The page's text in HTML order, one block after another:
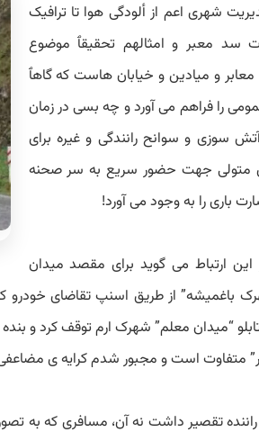
شهری اعم از ألودگی هوا تا ترافیک
سد معبر و امثالهم تحقیقٱ موضوع
معابر و میادین و خیابان هاست که گاهٱ
را فراهم می آورد و چه بسی در زمان
سوزی و سوانح رانندگی و غیره برای
متولی جهت حضور سریع به سر صحنه
باری را به وجود می آورد!
ارتباط می گوید برای مقصد میدان
باغمیشه” از طریق اسنپ تقاضای
تابلو “میدان معلم” شهرک ارم توقف کرد و
متفاوت است و مجبور شدم کرایه ی
راننده تقصیر داشت نه آن، مسافری